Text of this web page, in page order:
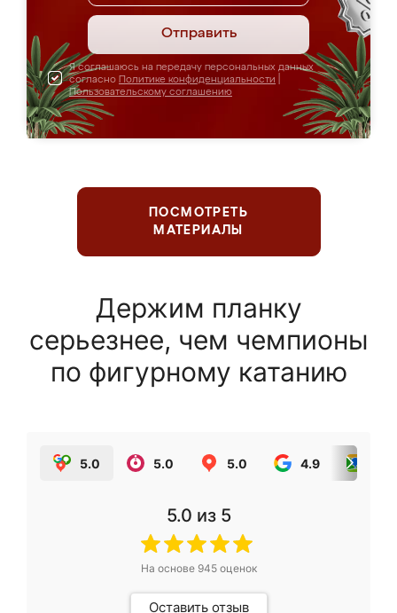
Отправить
Я соглашаюсь на передачу персональных данных
согласно Политике конфиденциальности
Пользовательскому соглашению
ПОСМОТРЕТЬ
МАТЕРИАЛЫ
Держим планку
серьезнее, чем чемпионы
по фигурному катанию
5.0 5.0 5.0 4.9
5.0 из 5
На основе 945оценок
Оставить отзыв